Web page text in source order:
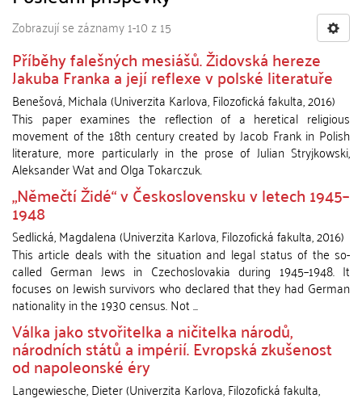
Zobrazují se záznamy 1-10 z 15
Příběhy falešných mesiášů. Židovská hereze
Jakuba Franka a její reflexe v polské literatuře
Benešová, Michala(Univerzita Karlova, Filozofická fakulta,2016)
This paper examines the reflection of a heretical religious
movement of the 18th century created by Jacob Frank in Polish
literature, more particularly in the prose of Julian Stryjkowski,
Aleksander Wat and Olga Tokarczuk.
„Němečtí Židé“ v Československu v letech 1945–
1948
Sedlická, Magdalena(Univerzita Karlova, Filozofická fakulta,2016)
This article deals with the situation and legal status of the so-
called German Jews in Czechoslovakia during 1945–1948. It
focuses on Jewish survivors who declared that they had German
nationality in the 1930 census. Not ...
Válka jako stvořitelka a ničitelka národů,
národních států a impérií. Evropská zkušenost
od napoleonské éry
Langewiesche, Dieter(Univerzita Karlova, Filozofická fakulta,